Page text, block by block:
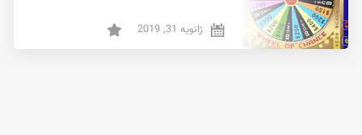
ژانویه 31, 2019